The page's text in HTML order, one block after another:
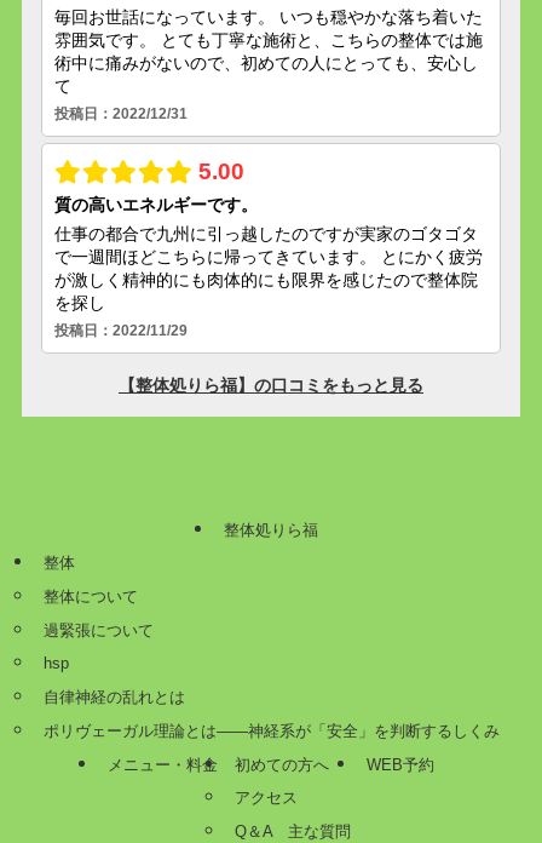
整体処りら福
整体
整体について
過緊張について
hsp
自律神経の乱れとは
ポリヴェーガル理論とは——神経系が「安全」を判断するしくみ
メニュー・料金
初めての方へ
アクセス
Q＆A 主な質問
WEB予約